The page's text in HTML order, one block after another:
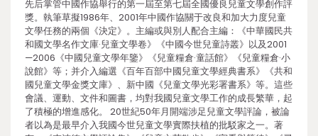
先后掌管中國作協舉行的第一屆至第七屆全國優良兒童文學創作評
獎。執筆草擬1986年、2001年中國作協關于改良和加大力度兒童
文學任務的兩個《決定》。主編或與別人配合主編：《中華國民共
和國文學名作文庫·兒童文學卷》《中國今世兒童詩叢》以及2001
—2006《中國兒童文學年鑒》《兒童糧倉·童話館》《兒童糧倉·小
說館》等；并介入編選《百年百部中國兒童文學經典書系》《共和
國兒童文學金獎文庫》、新中國《兒童文學光彩署書系》等。這些
會議、運動、文件和圖書，均對我國兒童文學工作的成長繁華，起
了積極的增進感化。 20世紀50年月開端涉足兒童文學評論，被論
者以為是最早介入我國今世兒童文學實際扶植的批駁家之一。著